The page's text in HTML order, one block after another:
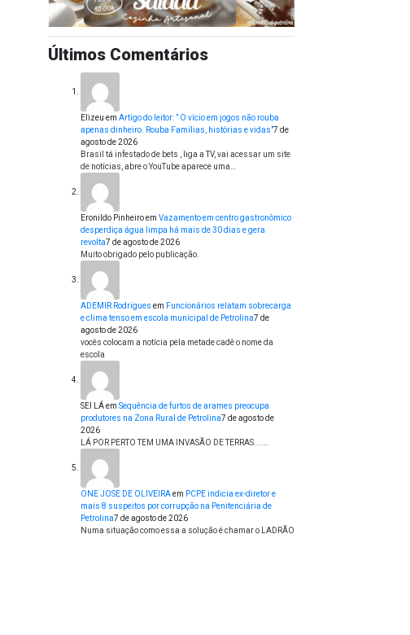
Últimos Comentários
Elizeu em Artigo do leitor: ” O vício em jogos não rouba
apenas dinheiro. Rouba Famílias, histórias e vidas”7 de
agosto de 2026
Brasil tá infestado de bets , liga a TV, vai acessar um site
de notícias, abre o YouTube aparece uma…
Eronildo Pinheiroem Vazamento em centro gastronômico
desperdiça água limpa há mais de 30 dias e gera
revolta7 de agosto de 2026
Muito obrigado pelo publicação.
ADEMIR Rodrigues em Funcionários relatam sobrecarga
e clima tenso em escola municipal de Petrolina7 de
agosto de 2026
vocês colocam a notícia pela metade cadê o nome da
escola
SEI LÁem Sequência de furtos de arames preocupa
produtores na Zona Rural de Petrolina7 de agosto de
2026
LÁ POR PERTO TEM UMA INVASÃO DE TERRAS......
ONE JOSE DE OLIVEIRAem PCPE indicia ex-diretor e
mais 8 suspeitos por corrupção na Penitenciária de
Petrolina7 de agosto de 2026
Numa situação como essa a solução é chamar o LADRÃO